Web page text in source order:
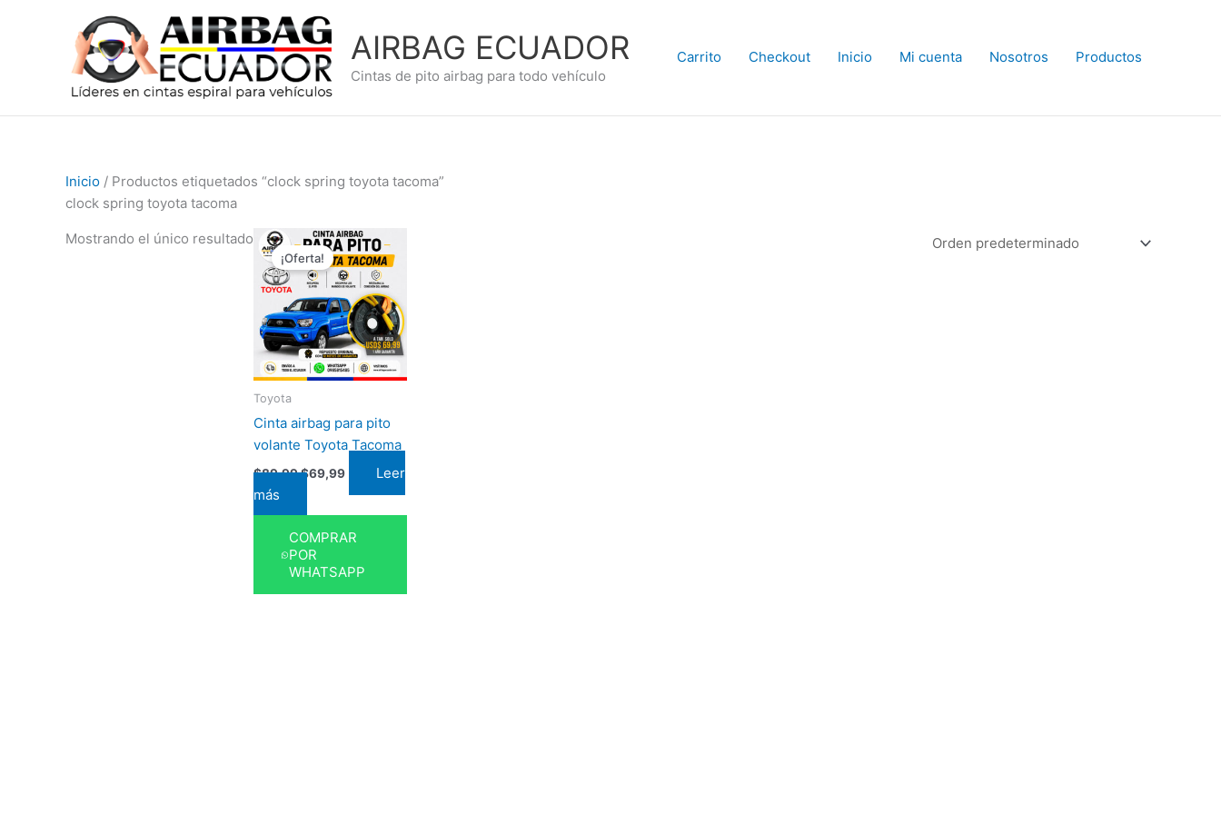
AIRBAG ECUADOR
Cintas de pito airbag para todo vehículo
Carrito Checkout Inicio Mi cuenta Nosotros Productos
Inicio / Productos etiquetados “clock spring toyota tacoma”
clock spring toyota tacoma
Mostrando el único resultado
¡Oferta!
Toyota
Cinta airbag para pito
volante Toyota Tacoma
$89,99
precio
original
era:
$89,99.
$69,99
El
precio
actual
es:
$69,99.
Leer
más
COMPRAR
POR
WHATSAPP